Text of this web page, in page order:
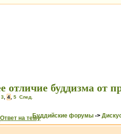
отличие буддизма от
3 4 5 След.
Буддийские форумы ->